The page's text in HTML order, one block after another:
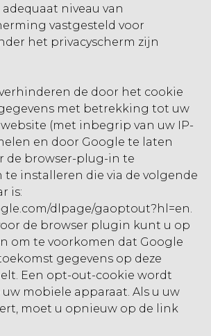
niveau van
vastgesteld voor
het privacyscherm zijn
de door het cookie
met betrekking tot uw
(met inbegrip van uw IP-
en door Google te laten
de browser-plug-in te
te installeren die via de volgende
is:
dlpage/gaoptout?hl=en.
de browser plugin kunt u op
om te voorkomen dat Google
gegevens op deze
Een opt-out-cookie wordt
mobiele apparaat. Als u uw
moet u opnieuw op de link